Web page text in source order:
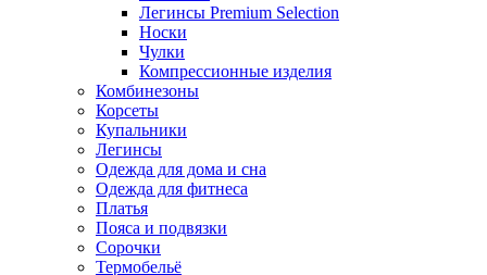
Легинсы Premium Selection
Носки
Чулки
Компрессионные изделия
Комбинезоны
Корсеты
Купальники
Легинсы
Одежда для дома и сна
Одежда для фитнеса
Платья
Пояса и подвязки
Сорочки
Термобельё